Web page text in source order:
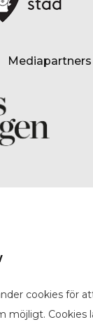
Mediapartners
cookies för
möjligt. Cookies